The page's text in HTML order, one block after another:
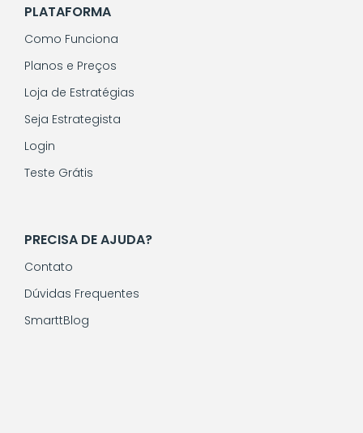
PLATAFORMA
Como Funciona
Planos e Preços
Loja de Estratégias
Seja Estrategista
Login
Teste Grátis
PRECISA DE AJUDA?
Contato
Dúvidas Frequentes
SmarttBlog